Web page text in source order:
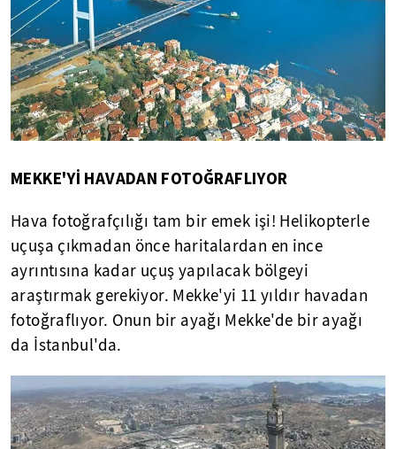
MEKKE'Yİ HAVADAN FOTOĞRAFLIYOR
Hava fotoğrafçılığı tam bir emek işi! Helikopterle
uçuşa çıkmadan önce haritalardan en ince
ayrıntısına kadar uçuş yapılacak bölgeyi
araştırmak gerekiyor. Mekke'yi 11 yıldır havadan
fotoğraflıyor. Onun bir ayağı Mekke'de bir ayağı
da İstanbul'da.